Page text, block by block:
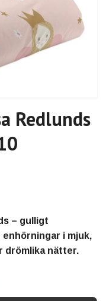
Redlunds
– gulligt
i mjuk,
drömlika nätter.